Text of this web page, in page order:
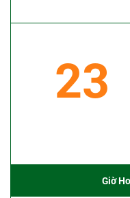
23
Giờ